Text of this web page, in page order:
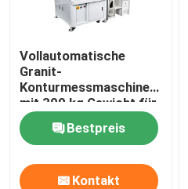
Vollautomatische
Granit-
Konturmessmaschine
mit 300 kg Gewicht für
Präzisions-CNC-
Vision-Messsystem
Bestpreis
Kontakt